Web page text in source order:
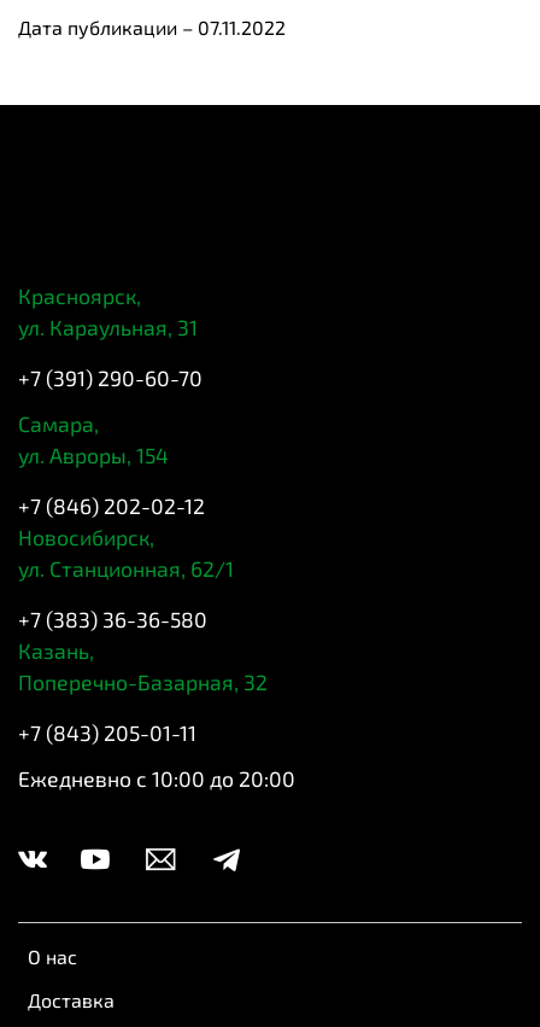
Дата публикации – 07.11.2022
О нас
Доставка
Красноярск,
ул. Караульная, 31
+7 (391) 290-60-70
Самара,
ул. Авроры, 154
+7 (846) 202-02-12
Новосибирск,
ул. Станционная, 62/1
+7 (383) 36-36-580
Казань,
Поперечно-Базарная, 32
+7 (843) 205-01-11
Ежедневно с 10:00 до 20:00